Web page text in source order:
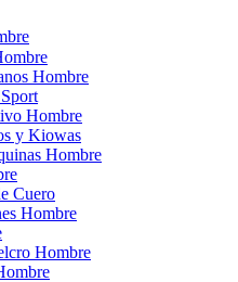
Hombre
Hombre
y Kiowas
Hombre
Cuero
Hombre
Hombre